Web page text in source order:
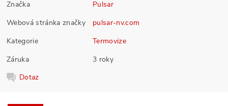
Značka
Pulsar
Webová stránka značky
pulsar-nv.com
Kategorie
Termovize
Záruka
3 roky
Dotaz